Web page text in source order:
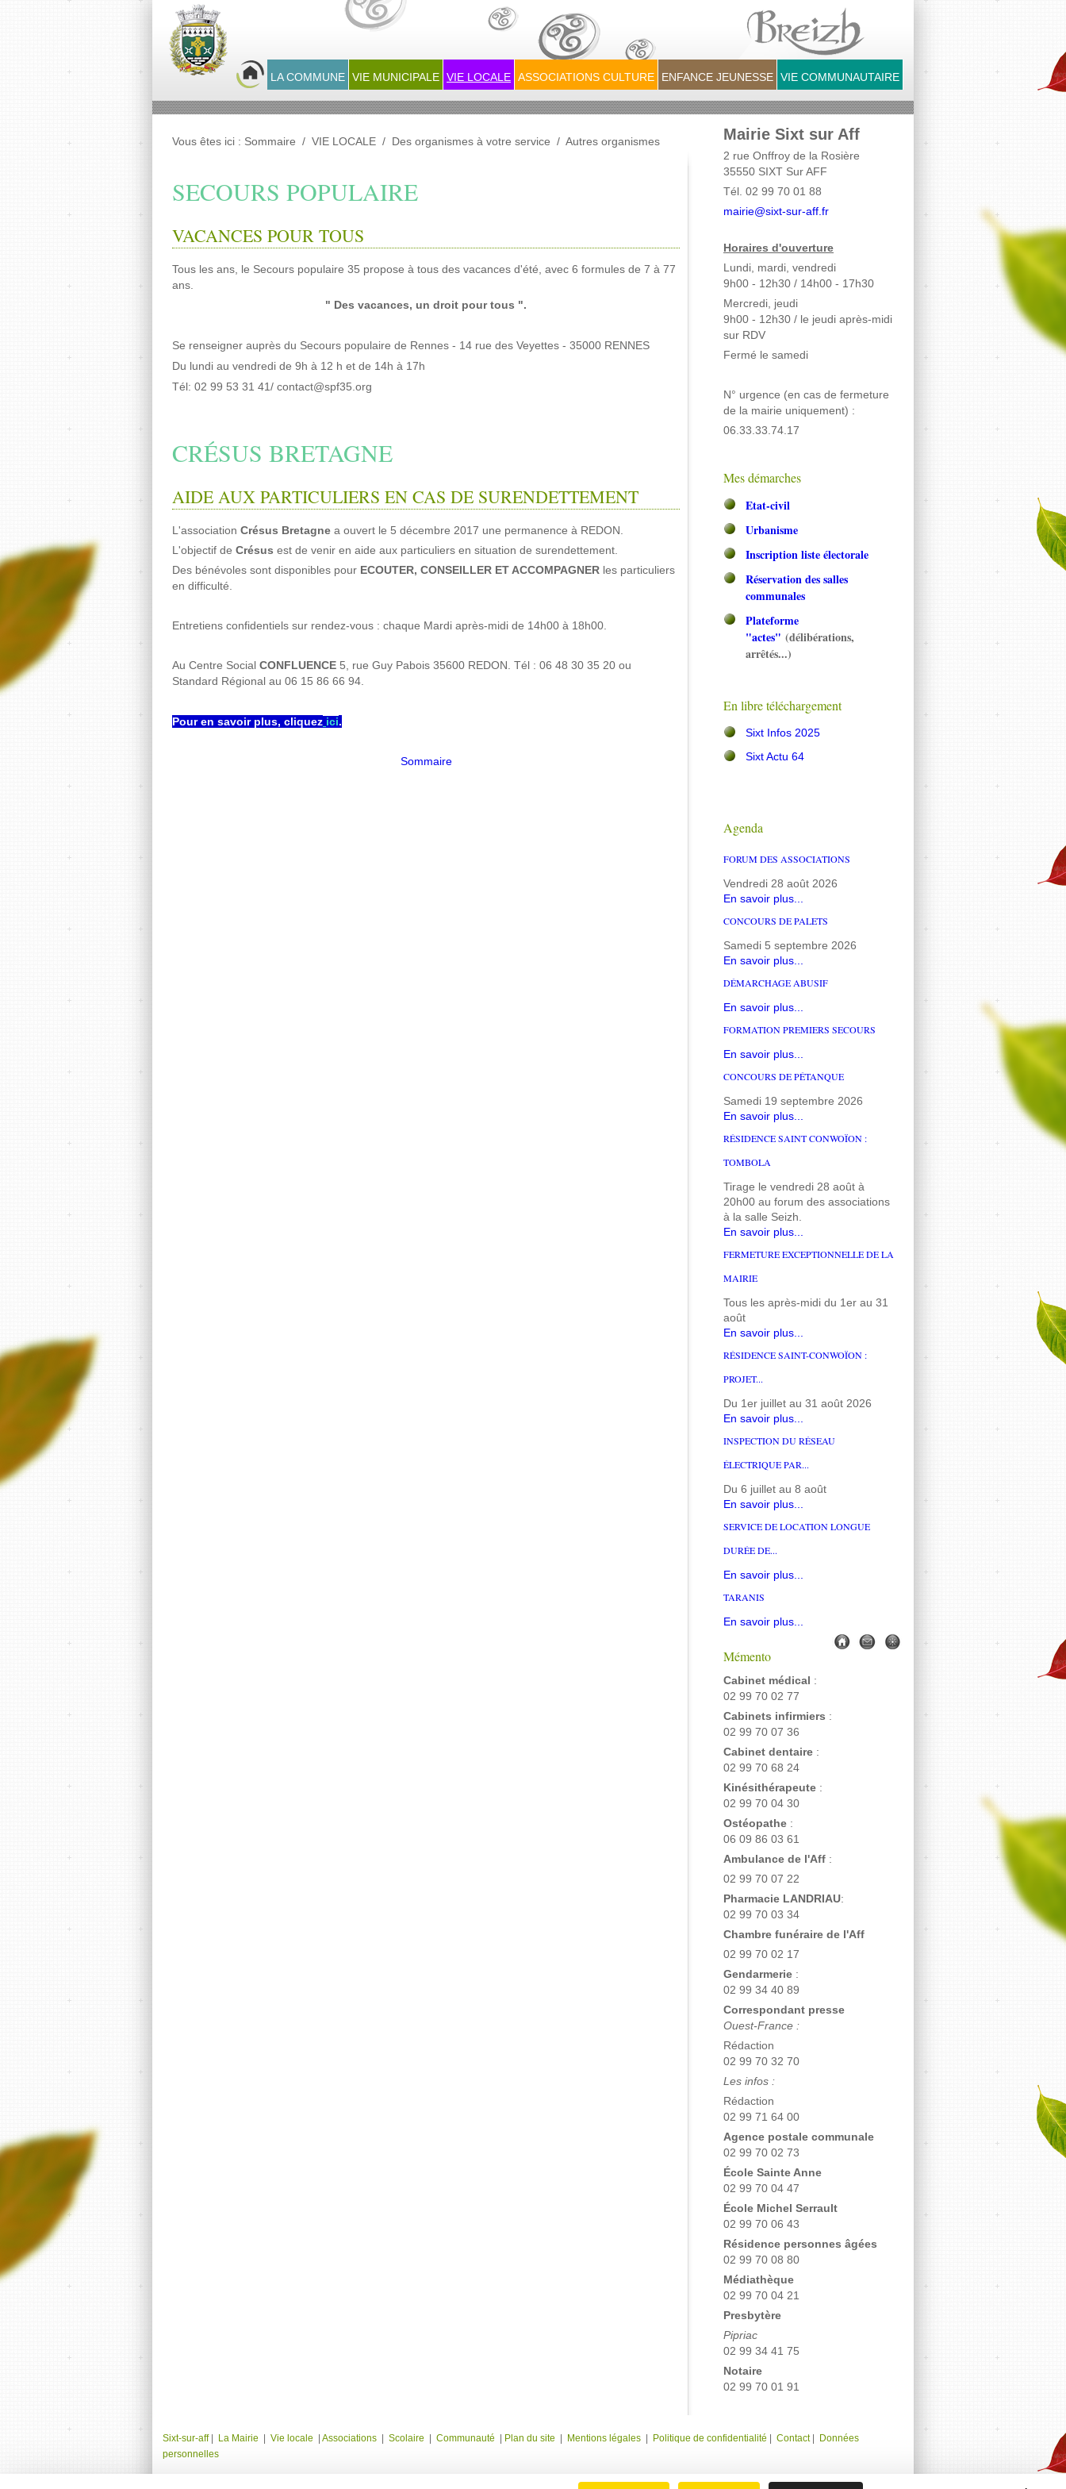
LA COMMUNE VIE MUNICIPALE VIE LOCALE ASSOCIATIONS CULTURE ENFANCE JEUNESSE VIE COMMUNAUTAIRE
Vous êtes ici : Sommaire / VIE LOCALE / Des organismes à votre service / Autres organismes
SECOURS POPULAIRE
VACANCES POUR TOUS
Tous les ans, le Secours populaire 35 propose à tous des vacances d'été, avec 6 formules de 7 à 77
ans.
" Des vacances, un droit pour tous ".
Se renseigner auprès du Secours populaire de Rennes - 14 rue des Veyettes - 35000 RENNES
Du lundi au vendredi de 9h à 12 h et de 14h à 17h
Tél: 02 99 53 31 41/ contact@spf35.org
CRÉSUS BRETAGNE
AIDE AUX PARTICULIERS EN CAS DE SURENDETTEMENT
L'association Crésus Bretagne a ouvert le 5 décembre 2017 une permanence à REDON.
L'objectif de Crésus est de venir en aide aux particuliers en situation de surendettement.
Des bénévoles sont disponibles pour ECOUTER, CONSEILLER ET ACCOMPAGNER les particuliers
en difficulté.
Entretiens confidentiels sur rendez-vous : chaque Mardi après-midi de 14h00 à 18h00.
Au Centre Social CONFLUENCE 5, rue Guy Pabois 35600 REDON. Tél : 06 48 30 35 20 ou
Standard Régional au 06 15 86 66 94.
Pour en savoir plus, cliquez ici.
Sommaire
Mairie Sixt sur Aff
2 rue Onffroy de la Rosière
35550 SIXT Sur AFF
Tél. 02 99 70 01 88
mairie@sixt-sur-aff.fr
Horaires d'ouverture
Lundi, mardi, vendredi
9h00 - 12h30 / 14h00 - 17h30
Mercredi, jeudi
9h00 - 12h30 / le jeudi après-midi
sur RDV
Fermé le samedi
N° urgence (en cas de fermeture
de la mairie uniquement) :
06.33.33.74.17
Mes démarches
Etat-civil
Urbanisme
Inscription liste électorale
Réservation des salles
communales
Plateforme
"actes" (délibérations,
arrêtés...)
En libre téléchargement
Sixt Infos 2025
Sixt Actu 64
Agenda
FORUM DES ASSOCIATIONS
Vendredi 28 août 2026
En savoir plus...
CONCOURS DE PALETS
Samedi 5 septembre 2026
En savoir plus...
DÉMARCHAGE ABUSIF
En savoir plus...
FORMATION PREMIERS SECOURS
En savoir plus...
CONCOURS DE PÉTANQUE
Samedi 19 septembre 2026
En savoir plus...
RÉSIDENCE SAINT CONWOÏON :
TOMBOLA
Tirage le vendredi 28 août à
20h00 au forum des associations
à la salle Seizh.
En savoir plus...
FERMETURE EXCEPTIONNELLE DE LA
MAIRIE
Tous les après-midi du 1er au 31
août
En savoir plus...
RÉSIDENCE SAINT-CONWOÏON :
PROJET...
Du 1er juillet au 31 août 2026
En savoir plus...
INSPECTION DU RÉSEAU
ÉLECTRIQUE PAR...
Du 6 juillet au 8 août
En savoir plus...
SERVICE DE LOCATION LONGUE
DURÉE DE...
En savoir plus...
TARANIS
En savoir plus...
Mémento
Cabinet médical :
02 99 70 02 77
Cabinets infirmiers :
02 99 70 07 36
Cabinet dentaire :
02 99 70 68 24
Kinésithérapeute :
02 99 70 04 30
Ostéopathe :
06 09 86 03 61
Ambulance de l'Aff :
02 99 70 07 22
Pharmacie LANDRIAU:
02 99 70 03 34
Chambre funéraire de l'Aff
02 99 70 02 17
Gendarmerie :
02 99 34 40 89
Correspondant presse
Ouest-France :
Rédaction
02 99 70 32 70
Les infos :
Rédaction
02 99 71 64 00
Agence postale communale
02 99 70 02 73
École Sainte Anne
02 99 70 04 47
École Michel Serrault
02 99 70 06 43
Résidence personnes âgées
02 99 70 08 80
Médiathèque
02 99 70 04 21
Presbytère
Pipriac
02 99 34 41 75
Notaire
02 99 70 01 91
Sixt-sur-aff La Mairie Vie locale Associations Scolaire Communauté Plan du site Mentions légales Politique de confidentialité Contact|
Données
personnelles